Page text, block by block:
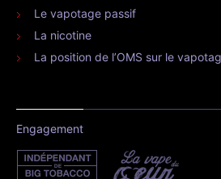
Le vapotage passif
La nicotine
La position de l’OMS sur le
Engagement